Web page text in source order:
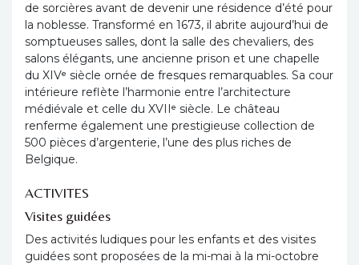
de sorcières avant de devenir une résidence d’été pour
la noblesse. Transformé en 1673, il abrite aujourd’hui de
somptueuses salles, dont la salle des chevaliers, des
salons élégants, une ancienne prison et une chapelle
du XIVᵉ siècle ornée de fresques remarquables. Sa cour
intérieure reflète l’harmonie entre l’architecture
médiévale et celle du XVIIᵉ siècle. Le château
renferme également une prestigieuse collection de
500 pièces d’argenterie, l’une des plus riches de
Belgique.
ACTIVITES
Visites guidées
Des activités ludiques pour les enfants et des visites
guidées sont proposées de la mi-mai à la mi-octobre